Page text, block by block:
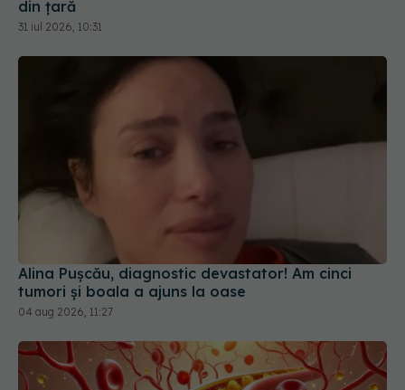
Alina Pușcău, diagnostic devastator! Am cinci
tumori și boala a ajuns la oase
04 aug 2026, 11:27